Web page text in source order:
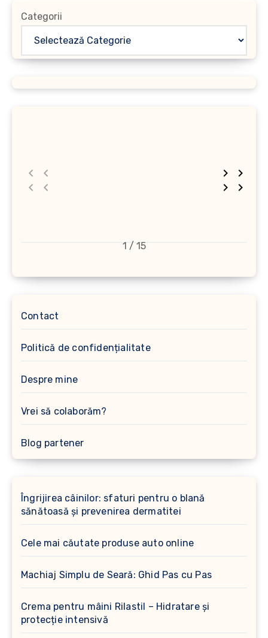
Categorii
1 / 15
Contact
Politică de confidențialitate
Despre mine
Vrei să colaborăm?
Blog partener
Îngrijirea câinilor: sfaturi pentru o blană
sănătoasă și prevenirea dermatitei
Cele mai căutate produse auto online
Machiaj Simplu de Seară: Ghid Pas cu Pas
Crema pentru mâini Rilastil – Hidratare și
protecție intensivă